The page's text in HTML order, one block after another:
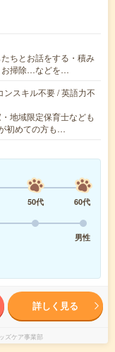
ちとお話をする・積み
お掃除…などを…
ンスキル不要 / 英語力不
地域限定保育士なども
初めての方も…
50代
60代
男性
詳しく見る
ズケア事業部